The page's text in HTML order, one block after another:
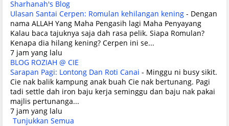
Sharhanah's Blog
Ulasan Santai Cerpen: Romulan kehilangan kening - Dengan
nama ALLAH Yang Maha Pengasih lagi Maha Penyayang
Kalau baca tajuknya saja dah rasa pelik. Siapa Romulan?
Kenapa dia hilang kening? Cerpen ini se...
7 jam yang lalu
BLOG ROZIAH @ CIE
Sarapan Pagi: Lontong Dan Roti Canai - Minggu ni busy sikit.
Cie nak balik kampung anak buah Cie nak bertunang. Pagi
tadi settle dah iron baju kerja seminggu dan baju nak pakai
majlis pertunanga...
7 jam yang lalu
Tunjukkan Semua